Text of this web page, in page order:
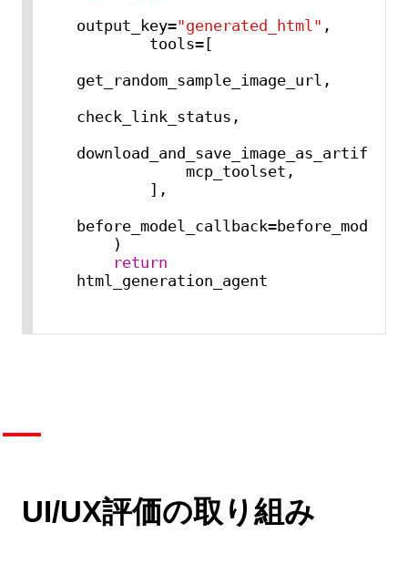
output_key="generated_html" ,
get_random_sample_image_url,
check_link_status,
download_and_save_image_as_artifact,
return
html_generation_agent
UI/UX評価の取り組み